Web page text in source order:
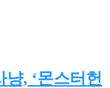
, ‘몬스터헌